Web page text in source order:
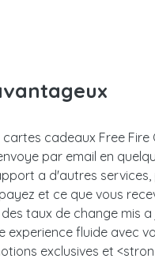
cadeaux Free
par email en
a d'autres
et ce que vous
taux de change mis
fluide avec
exclusives et